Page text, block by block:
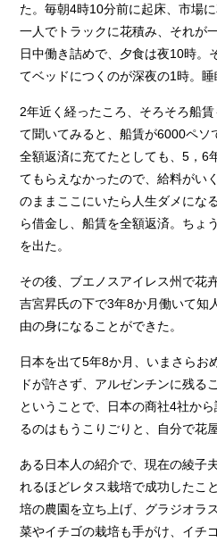
た。毎朝4時10分前に起床、市場
一人でトラックに花積み、それが
日中働き詰めで、夕食は夜10時。
てベッドにつくのが深夜の1時。睡
2年近く経ったころ、そろそろ船
て聞いてみると、船賃が6000ペソ
全額返済に充てたとしても、5，6
てもらえなかったので、給料がい
のままここにいたら人生ダメにな
ら借金し、船賃を全額返済。ちょ
を出た。
その後、ブエノスアイレス州で花
吉宮昇氏の下で3年8か月働いて知
由の身になることができた。
日本を出て5年8か月、いまさらお
ドが許さず、アルゼンチンに残る
ということで、日本の商社4社か
るのはもうこりごりと、自分で花
ある日本人の紹介で、現在の綾子
れるほどレタス栽培で成功したこ
培の農園を立ち上げ、グラジオラ
菜やイチゴの栽培も手がけ、イチ